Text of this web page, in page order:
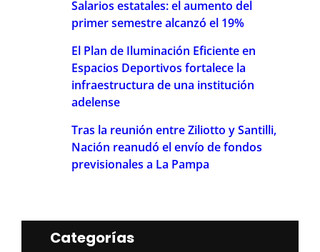
Salarios estatales: el aumento del
primer semestre alcanzó el 19%
El Plan de Iluminación Eficiente en
Espacios Deportivos fortalece la
infraestructura de una institución
adelense
Tras la reunión entre Ziliotto y Santilli,
Nación reanudó el envío de fondos
previsionales a La Pampa
Categorías